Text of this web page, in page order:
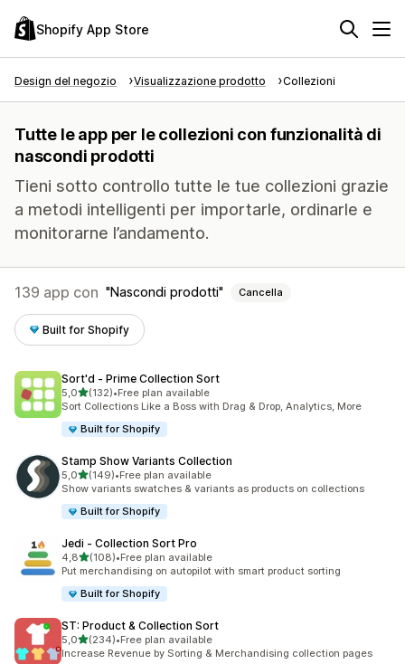
Shopify App Store
Design del negozio Visualizzazione prodotto Collezioni
Tutte le app per le collezioni con funzionalità di
nascondi prodotti
Tieni sotto controllo tutte le tue collezioni grazie
a metodi intelligenti per importarle, ordinarle e
monitorarne l’andamento.
139 app con Nascondi prodotti Cancella
Built for Shopify
Sort'd ‑ Prime Collection Sort
5,0stelle su 5
(132)
132 recensioni totali
•Free plan available
Sort Collections Like a Boss with Drag & Drop, Analytics, More
Built for Shopify
Stamp Show Variants Collection
5,0stelle su 5
(149)
149 recensioni totali
•Free plan available
Show variants swatches & variants as products on collections
Built for Shopify
Jedi ‑ Collection Sort Pro
4,8stelle su 5
(108)
108 recensioni totali
•Free plan available
Put merchandising on autopilot with smart product sorting
Built for Shopify
ST: Product & Collection Sort
5,0stelle su 5
(234)
234 recensioni totali
•Free plan available
Increase Revenue by Sorting & Merchandising collection pages